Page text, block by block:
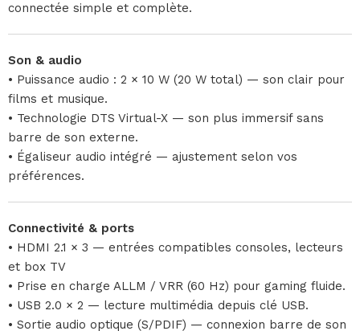
connectée simple et complète.
Son & audio
• Puissance audio : 2 × 10 W (20 W total) — son clair pour
films et musique.
• Technologie DTS Virtual-X — son plus immersif sans
barre de son externe.
• Égaliseur audio intégré — ajustement selon vos
préférences.
Connectivité & ports
• HDMI 2.1 × 3 — entrées compatibles consoles, lecteurs
et box TV
• Prise en charge ALLM / VRR (60 Hz) pour gaming fluide.
• USB 2.0 × 2 — lecture multimédia depuis clé USB.
• Sortie audio optique (S/PDIF) — connexion barre de son